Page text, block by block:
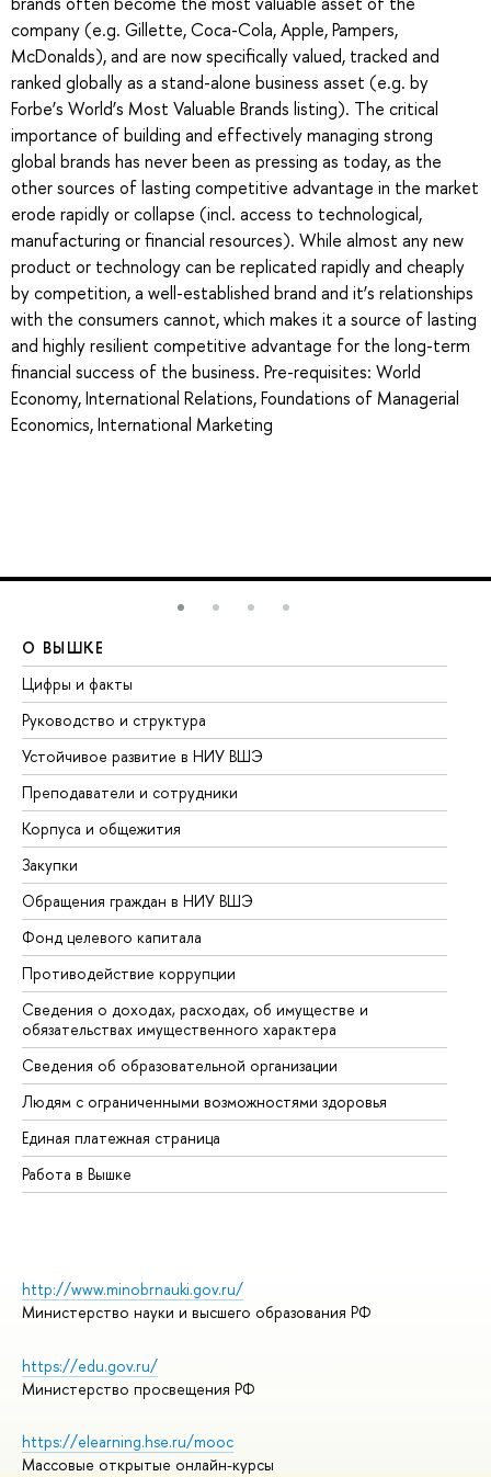
company (e.g. Gillette, Coca-Cola, Apple, Pampers,
McDonalds), and are now specifically valued, tracked and
ranked globally as a stand-alone business asset (e.g. by
Forbe’s World’s Most Valuable Brands listing). The critical
importance of building and effectively managing strong
global brands has never been as pressing as today, as the
other sources of lasting competitive advantage in the market
erode rapidly or collapse (incl. access to technological,
manufacturing or financial resources). While almost any new
product or technology can be replicated rapidly and cheaply
by competition, a well-established brand and it’s relationships
with the consumers cannot, which makes it a source of lasting
and highly resilient competitive advantage for the long-term
financial success of the business. Pre-requisites: World
Economy, International Relations, Foundations of Managerial
Economics, International Marketing
О ВЫШКЕ
Цифры и факты
Руководство и структура
Устойчивое развитие в НИУ ВШЭ
Преподаватели и сотрудники
Корпуса и общежития
Закупки
Обращения граждан в НИУ ВШЭ
Фонд целевого капитала
Противодействие коррупции
Сведения о доходах, расходах, об имуществе и
обязательствах имущественного характера
Сведения об образовательной организации
Людям с ограниченными возможностями здоровья
Единая платежная страница
Работа в Вышке
http://www.minobrnauki.gov.ru/
Министерство науки и высшего образования РФ
https://edu.gov.ru/
Министерство просвещения РФ
https://elearning.hse.ru/mooc
Массовые открытые онлайн-курсы